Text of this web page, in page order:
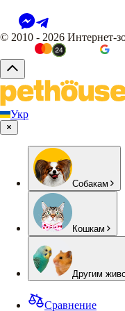
© 2010 - 2026 Интернет-
Укр
Собакам
Кошкам
Другим
Сравнение